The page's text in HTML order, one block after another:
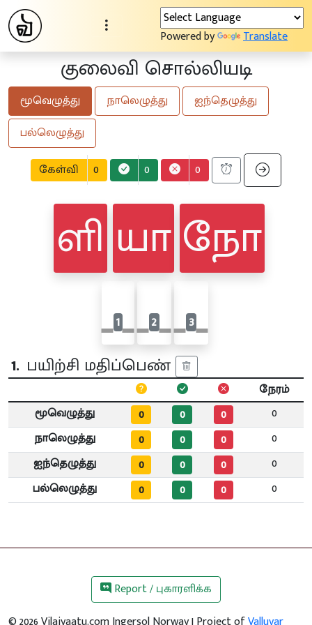
Powered by Translate
குலைவி சொல்லியடி
மூவெழுத்து நாலெழுத்து
ஐந்தெழுத்து
பல்லெழுத்து
கேள்வி
0 0 0
ளி யாநோ
1 2 3
1. பயிற்சி மதிப்பெண்
நேரம்
மூவெழுத்து
0 0 0
0
நாலெழுத்து
0 0 0
0
ஐந்தெழுத்து
0 0 0
0
பல்லெழுத்து
0 0 0 0
Report / புகாரளிக்க